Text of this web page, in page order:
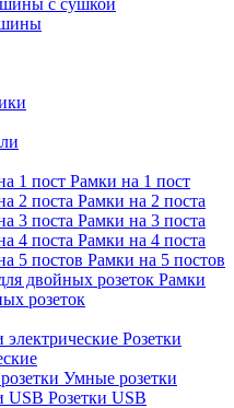
с сушкой
Рамки на 1 пост
Рамки на 2 поста
Рамки на 3 поста
Рамки на 4 поста
Рамки на 5 постов
Рамки
розеток
Розетки
Умные розетки
Розетки USB